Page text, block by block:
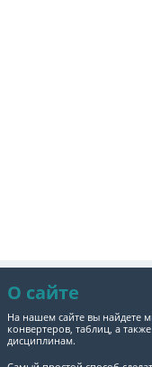
О сайте
На нашем сайте вы найдете
конвертеров, таблиц, а
дисциплинам.